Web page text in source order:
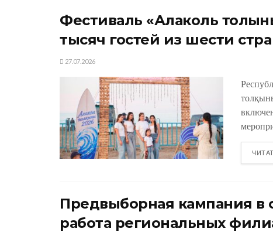
Фестиваль «Алаколь
тысяч гостей из шести
27.07.2026
Предвыборная кампания в
работа региональных